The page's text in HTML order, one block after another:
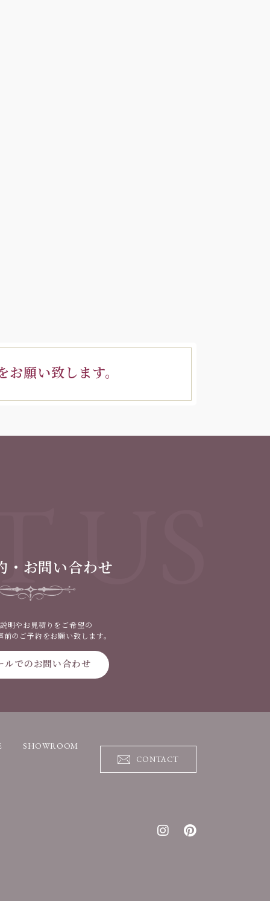
お願い致します。
・お問い合わせ
明やお見積りをご希望の
のご予約をお願い致します。
ルでのお問い合わせ
SHOWROOM
CONTACT